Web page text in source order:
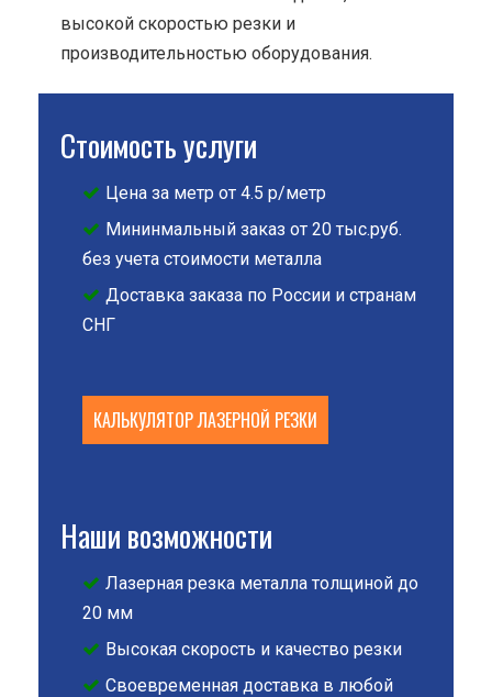
высокой скоростью резки и
производительностью оборудования.
Стоимость услуги
Цена за метр от 4.5 р/метр
Мининмальный заказ от 20 тыс.руб.
без учета стоимости металла
Доставка заказа по России и странам
СНГ
КАЛЬКУЛЯТОР ЛАЗЕРНОЙ РЕЗКИ
Наши возможности
Лазерная резка металла толщиной до
20 мм
Высокая скорость и качество резки
Своевременная доставка в любой